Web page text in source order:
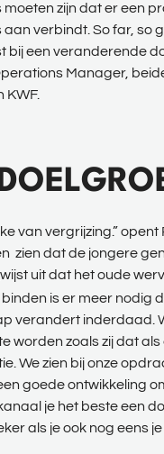
zijn dat er een
verbindt. So far, so
een veranderende
Manager,
van vergrijzing.”
zien dat de jongere
wijst uit dat het oude
is er meer
verandert
worden zoals zij dat
We zien bij onze
goede ontwikkeling
je het beste een
als je ook nog eens